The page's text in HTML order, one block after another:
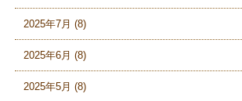
2025年7月 (8)
2025年6月 (8)
2025年5月 (8)